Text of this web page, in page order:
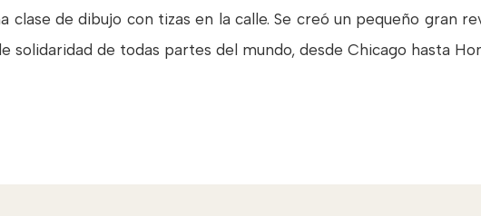
clase de dibujo con tizas en la calle. Se creó un pequeño gran
solidaridad de todas partes del mundo, desde Chicago hasta